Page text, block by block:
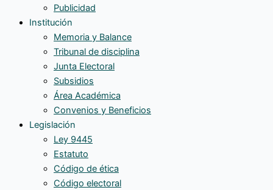
Publicidad
Institución
Memoria y Balance
Tribunal de disciplina
Junta Electoral
Subsidios
Área Académica
Convenios y Beneficios
Legislación
Ley 9445
Estatuto
Código de ética
Código electoral